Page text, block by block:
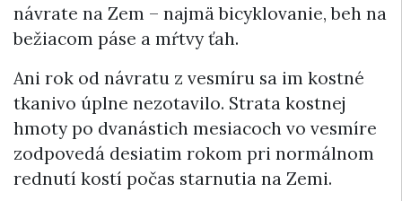
návrate na Zem – najmä bicyklovanie, beh na
bežiacom páse a mŕtvy ťah.
Ani rok od návratu z vesmíru sa im kostné
tkanivo úplne nezotavilo. Strata kostnej
hmoty po dvanástich mesiacoch vo vesmíre
zodpovedá desiatim rokom pri normálnom
rednutí kostí počas starnutia na Zemi.